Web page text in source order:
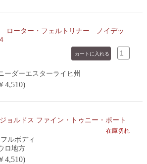
ローター・フェルトリナー ノイデッ
ダーエスターライヒ州
4,510)
ョルドス ファイン・トゥニー・ポート
在庫切れ
フルボディ
ロ地方
4,510)